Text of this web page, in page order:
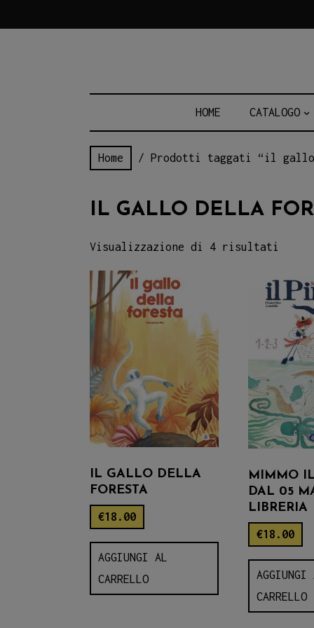
HOME CATALOGO
Home / Prodotti taggati “il
IL GALLO DELLA
Visualizzazione di 4 risultati
IL GALLO DELLA
FORESTA
€18.00
AGGIUNGI AL
CARRELLO
MIMMO
DAL 05
LIBRERIA
€18.00
AGGIUNGI
CARRELLO